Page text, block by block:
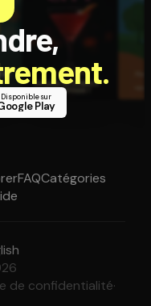
Disponible sur
Play
FAQCatégories
de confidentialité·